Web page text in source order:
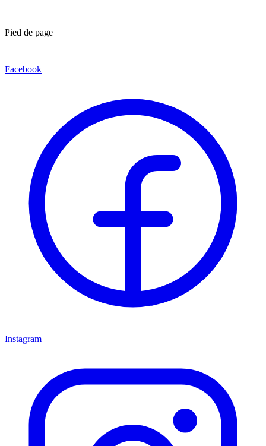
Pied de page
Facebook
Instagram